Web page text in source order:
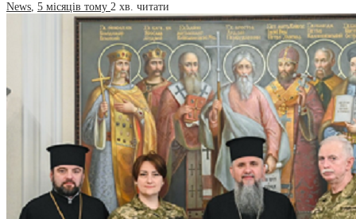
News, 5 місяців тому 2 хв. читати